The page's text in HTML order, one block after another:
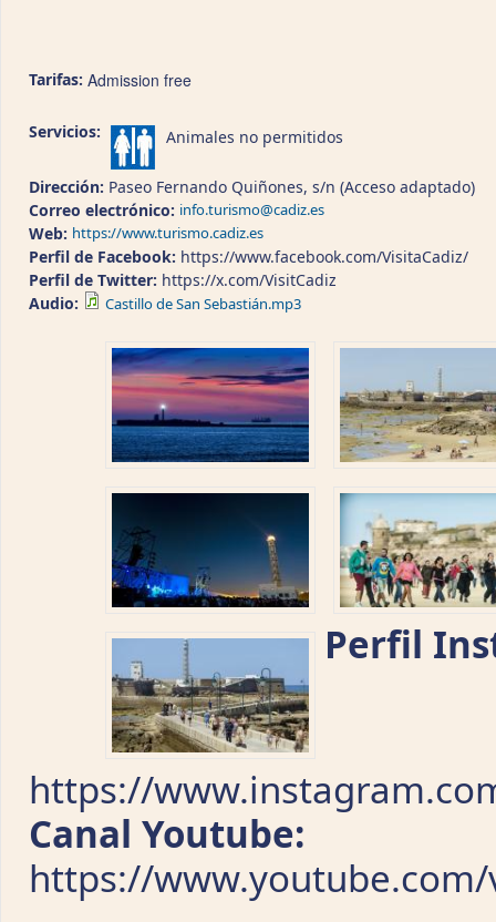
Tarifas: Admission free
Servicios: Animales no permitidos
Dirección: Paseo Fernando Quiñones, s/n (Acceso adaptado)
Correo electrónico: info.turismo@cadiz.es
Web: https://www.turismo.cadiz.es
Perfil de Facebook: https://www.facebook.com/VisitaCadiz/
Perfil de Twitter: https://x.com/VisitCadiz
Audio:
Castillo de San Sebastián.mp3
Perfil
https://
Canal Youtube:
https://